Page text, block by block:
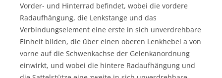
Vorder- und Hinterrad befindet, wobei die vordere
Radaufhängung, die Lenkstange und das
Verbindungselement eine erste in sich unverdrehbare
Einheit bilden, die über einen oberen Lenkhebel a von
vorne auf die Schwenkachse der Gelenkanordnung
einwirkt, und wobei die hintere Radaufhängung und